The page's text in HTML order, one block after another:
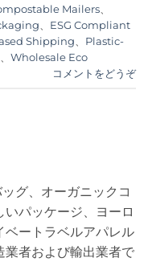
Mailers
ESG Compliant
Shipping
Plastic-
Wholesale Eco
コメントをどうぞ
グ、オーガニックコ
パッケージ、ヨーロ
ベートラベルアパレル
業者および輸出業者で